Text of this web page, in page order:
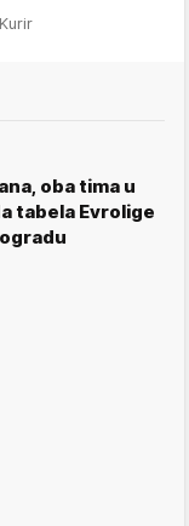
oba tima u
tabela Evrolige